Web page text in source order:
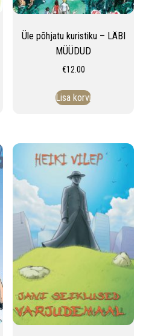
Üle põhjatu kuristiku – LÄBI
MÜÜDUD
€12.00
Lisa korvi